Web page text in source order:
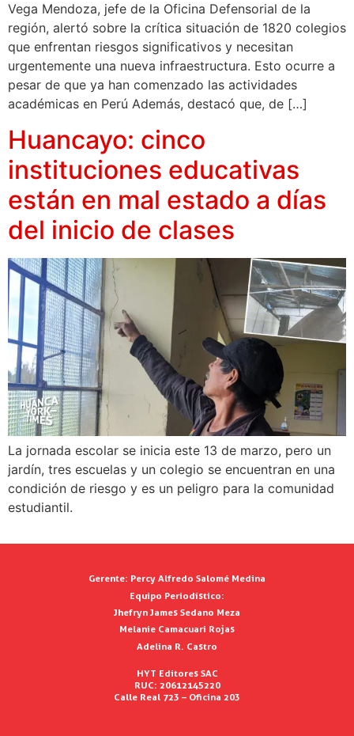
Vega Mendoza, jefe de la Oficina Defensorial de la
región, alertó sobre la crítica situación de 1820 colegios
que enfrentan riesgos significativos y necesitan
urgentemente una nueva infraestructura. Esto ocurre a
pesar de que ya han comenzado las actividades
académicas en Perú Además, destacó que, de […]
Huancayo: cinco
instituciones educativas
están en mal estado a días
del inicio de clases
La jornada escolar se inicia este 13 de marzo, pero un
jardín, tres escuelas y un colegio se encuentran en una
condición de riesgo y es un peligro para la comunidad
estudiantil.
Gerente: Percy Alfredo Salomé Medina
Equipo Periodístico:
Jhefryn James Sedano Meza
Melanie Camacuari Rojas
Adelina R. Castro
HYT Editores SAC
RUC: 20612145220
Calle Real 723 – Oficina 203